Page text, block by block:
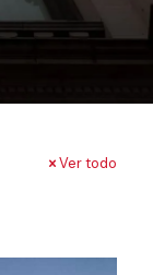
Ver todo